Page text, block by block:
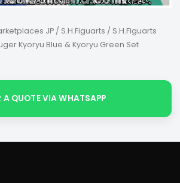
JP/ S.H.Figuarts / S.H.Figuarts
Kyoryu Blue & Kyoryu Green Set
A QUOTE VIA WHATSAPP